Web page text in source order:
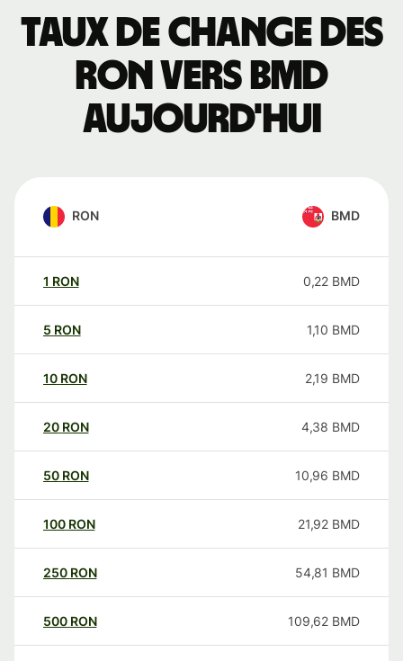
Taux de change des
RON vers BMD
aujourd'hui
RON BMD
1 RON 0,22 BMD
5 RON 1,10 BMD
10 RON 2,19 BMD
20 RON 4,38 BMD
50 RON 10,96 BMD
100 RON 21,92 BMD
250 RON 54,81 BMD
500 RON 109,62 BMD